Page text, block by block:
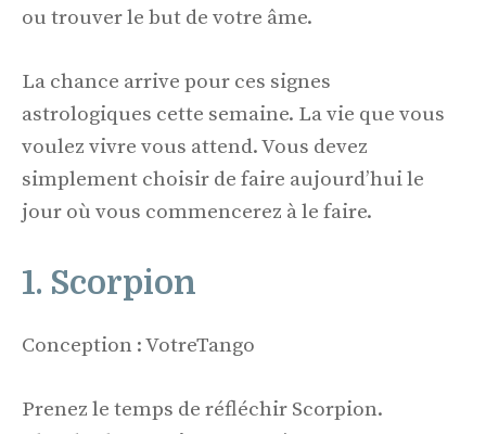
ou trouver le but de votre âme.
La chance arrive pour ces signes
astrologiques cette semaine. La vie que vous
voulez vivre vous attend. Vous devez
simplement choisir de faire aujourd’hui le
jour où vous commencerez à le faire.
1. Scorpion
Conception : VotreTango
Prenez le temps de réfléchir Scorpion.